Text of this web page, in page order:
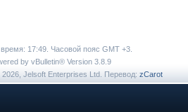
17:49. Часовой пояс GMT +3.
by vBulletin® Version 3.8.9
Jelsoft Enterprises Ltd. Перевод: zCarot